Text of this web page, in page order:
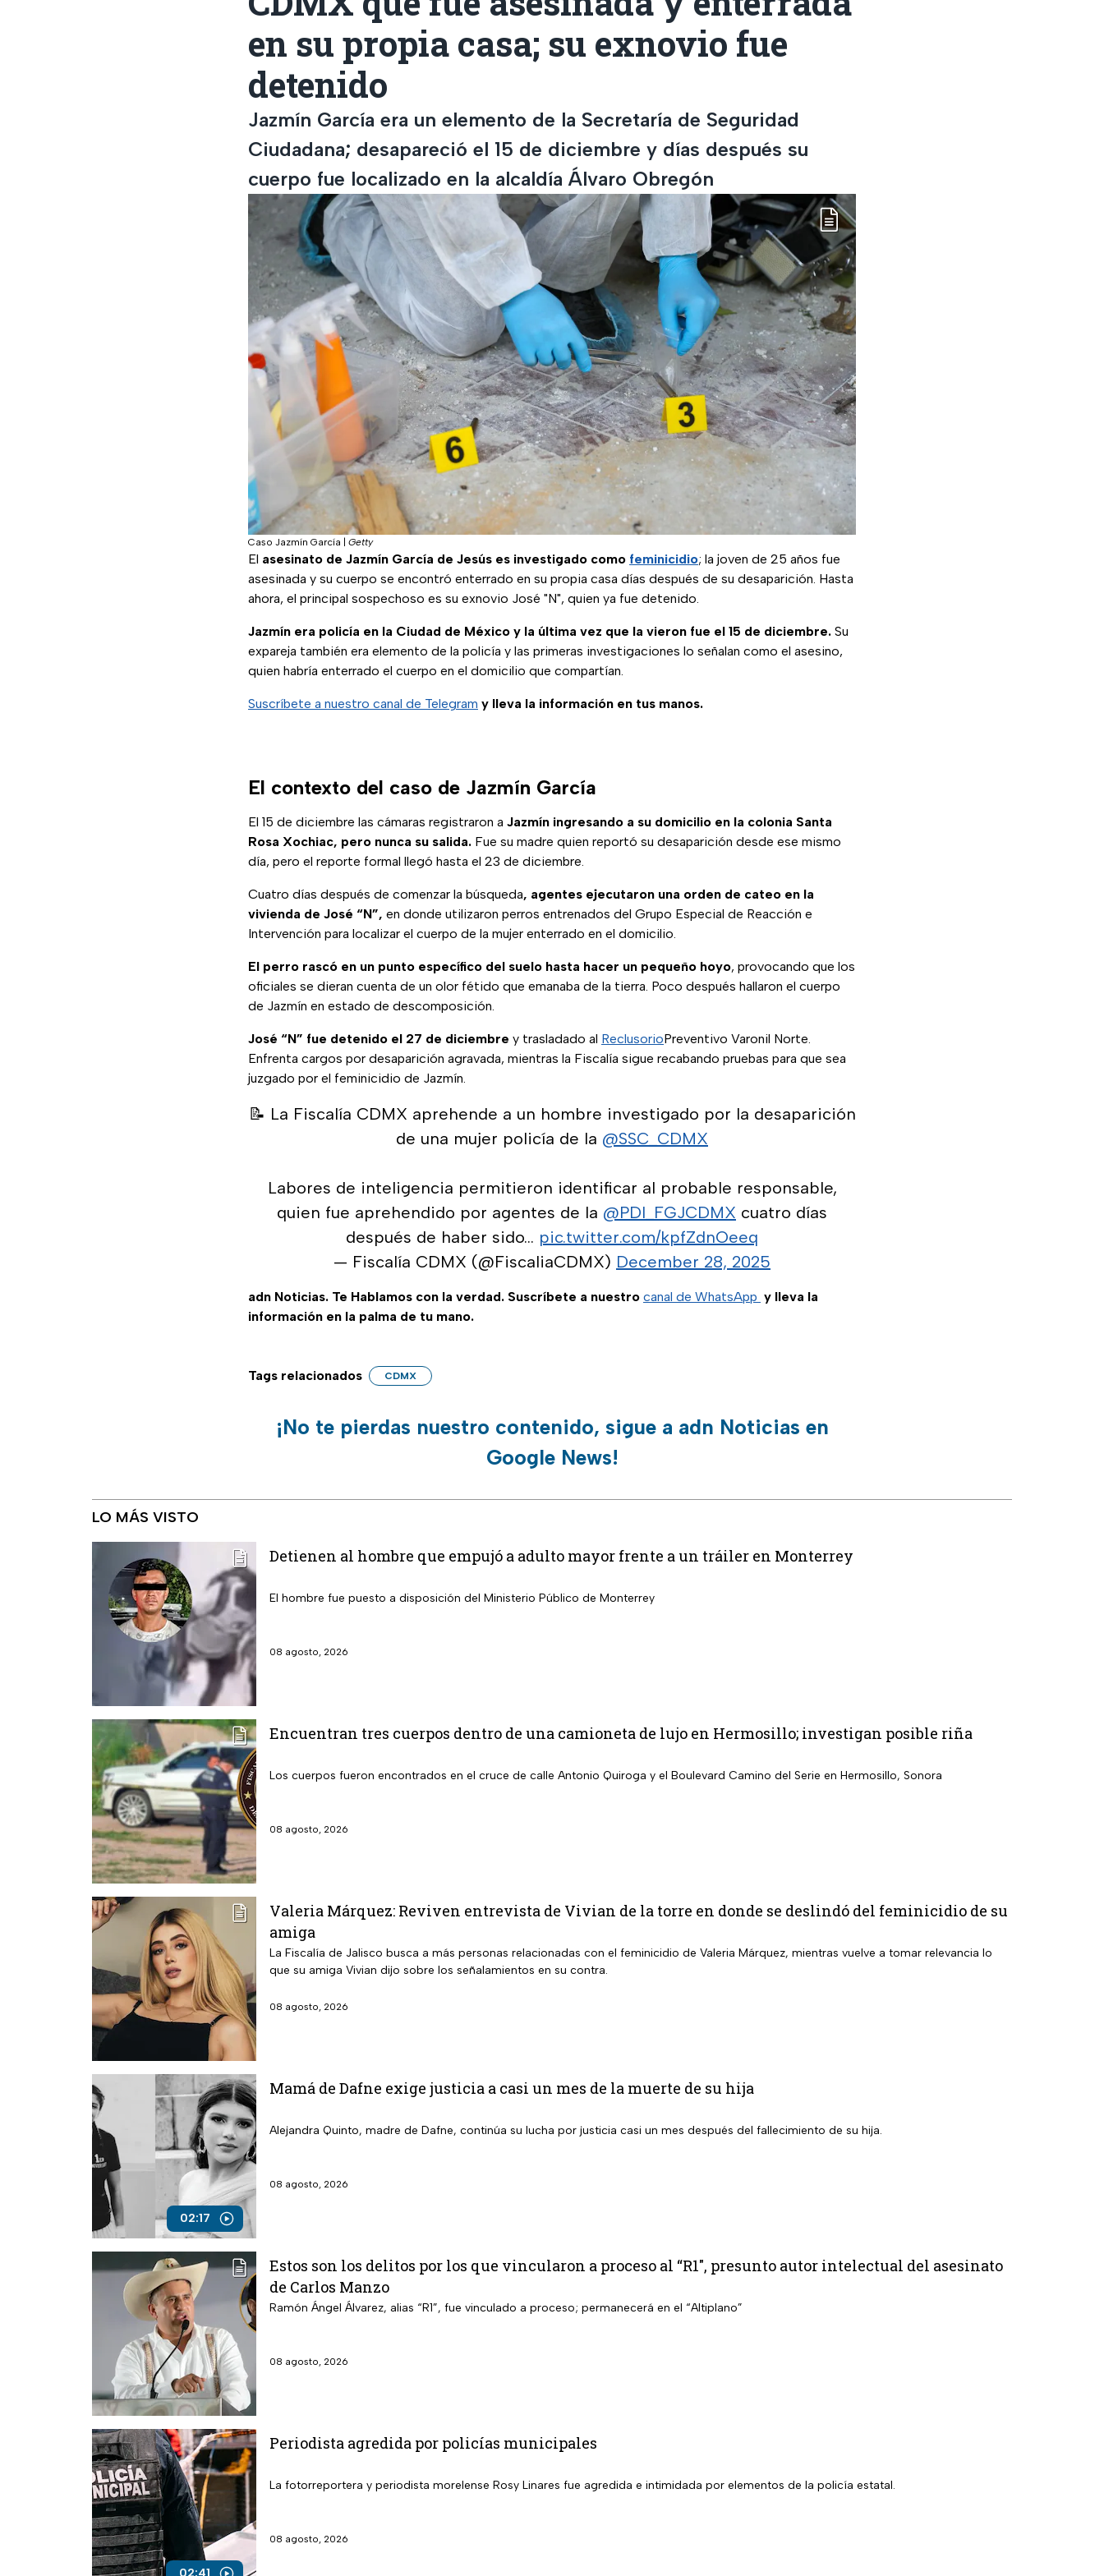
en su propia casa; su exnovio fue
detenido
Jazmín García era un elemento de la Secretaría de Seguridad
Ciudadana; desapareció el 15 de diciembre y días después su
cuerpo fue localizado en la alcaldía Álvaro Obregón
Caso Jazmín García Getty
El asesinato de Jazmín García de Jesús es investigado como feminicidio; la joven de 25 años fue
asesinada y su cuerpo se encontró enterrado en su propia casa días después de su desaparición. Hasta
ahora, el principal sospechoso es su exnovio José "N", quien ya fue detenido.
Jazmín era policía en la Ciudad de México y la última vez que la vieron fue el 15 de diciembre. Su
expareja también era elemento de la policía y las primeras investigaciones lo señalan como el asesino,
quien habría enterrado el cuerpo en el domicilio que compartían.
Suscríbete a nuestro canal de Telegram y lleva la información en tus manos.
El contexto del caso de Jazmín García
El 15 de diciembre las cámaras registraron a Jazmín ingresando a su domicilio en la colonia Santa
Rosa Xochiac, pero nunca su salida. Fue su madre quien reportó su desaparición desde ese mismo
día, pero el reporte formal llegó hasta el 23 de diciembre.
Cuatro días después de comenzar la búsqueda, agentes ejecutaron una orden de cateo en la
vivienda de José “N”, en donde utilizaron perros entrenados del Grupo Especial de Reacción e
Intervención para localizar el cuerpo de la mujer enterrado en el domicilio.
El perro rascó en un punto específico del suelo hasta hacer un pequeño hoyo, provocando que los
oficiales se dieran cuenta de un olor fétido que emanaba de la tierra. Poco después hallaron el cuerpo
de Jazmín en estado de descomposición.
José “N” fue detenido el 27 de diciembre y trasladado al ReclusorioPreventivo Varonil Norte.
Enfrenta cargos por desaparición agravada, mientras la Fiscalía sigue recabando pruebas para que sea
juzgado por el feminicidio de Jazmín.
📝 La Fiscalía CDMX aprehende a un hombre investigado por la desaparición
de una mujer policía de la @SSC_CDMX
Labores de inteligencia permitieron identificar al probable responsable,
quien fue aprehendido por agentes de la @PDI_FGJCDMX cuatro días
después de haber sido… pic.twitter.com/kpfZdnOeeq
— Fiscalía CDMX (@FiscaliaCDMX) December 28, 2025
adn Noticias. Te Hablamos con la verdad. Suscríbete a nuestro canal de WhatsApp y lleva la
información en la palma de tu mano.
Tags relacionados CDMX
¡No te pierdas nuestro contenido, sigue a adn Noticias en
Google News!
LO MÁS VISTO
Detienen al hombre que empujó a adulto mayor frente a un tráiler en Monterrey
El hombre fue puesto a disposición del Ministerio Público de Monterrey
08 agosto, 2026
Encuentran tres cuerpos dentro de una camioneta de lujo en Hermosillo; investigan posible riña
Los cuerpos fueron encontrados en el cruce de calle Antonio Quiroga y el Boulevard Camino del Serie en Hermosillo, Sonora
08 agosto, 2026
Valeria Márquez: Reviven entrevista de Vivian de la torre en donde se deslindó del feminicidio de su
amiga
La Fiscalía de Jalisco busca a más personas relacionadas con el feminicidio de Valeria Márquez, mientras vuelve a tomar relevancia lo
que su amiga Vivian dijo sobre los señalamientos en su contra.
08 agosto, 2026
02:17
Mamá de Dafne exige justicia a casi un mes de la muerte de su hija
Alejandra Quinto, madre de Dafne, continúa su lucha por justicia casi un mes después del fallecimiento de su hija.
08 agosto, 2026
Estos son los delitos por los que vincularon a proceso al “R1″, presunto autor intelectual del asesinato
de Carlos Manzo
Ramón Ángel Álvarez, alias “R1”, fue vinculado a proceso; permanecerá en el “Altiplano”
08 agosto, 2026
Periodista agredida por policías municipales
La fotorreportera y periodista morelense Rosy Linares fue agredida e intimidada por elementos de la policía estatal.
08 agosto, 2026